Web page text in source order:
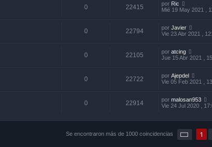
0 22415 por Ric
Mié 19 May 2021 ,
0 22794 por Javier
Vie 23 Abr 2021 ,
0 22105 por atcing
Jue 15 Abr 2021 ,
0 22722 por Ajepdel
Vie 05 Feb 2021 ,
0 22914 por malosan953
Vie 24 Jul 2020 ,
Se encontraron más de 1000 coincidencias 1